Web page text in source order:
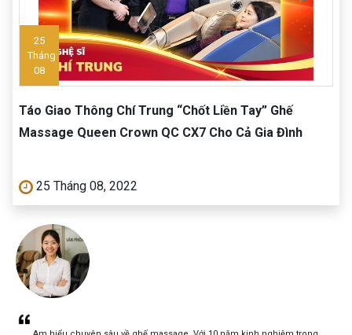
25
Tháng
08
Táo Giao Thông Chí Trung “Chốt Liền Tay” Ghế
Massage Queen Crown QC CX7 Cho Cả Gia Đình
25 Tháng 08, 2022